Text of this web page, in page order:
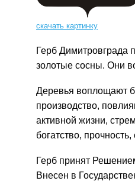
скачать картинку
Герб Димитровграда
золотые сосны. Они
Деревья воплощают
производство,
активной жизни,
богатство, прочность,
Герб принят
Внесен в